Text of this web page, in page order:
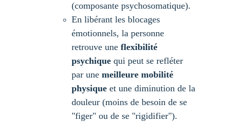
(composante psychosomatique).
En libérant les blocages
émotionnels, la personne
retrouve une flexibilité
psychique qui peut se refléter
par une meilleure mobilité
physique et une diminution de la
douleur (moins de besoin de se
"figer" ou de se "rigidifier").